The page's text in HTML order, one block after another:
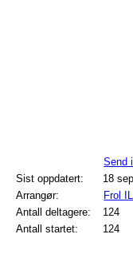
Send
Sist oppdatert:
18
Arrangør:
Frol
Antall deltagere:
124
Antall startet:
124